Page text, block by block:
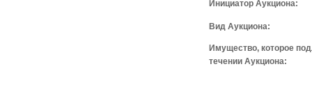
Инициатор Аукциона:
Вид Аукциона:
Имущество, которое
течении Аукциона: